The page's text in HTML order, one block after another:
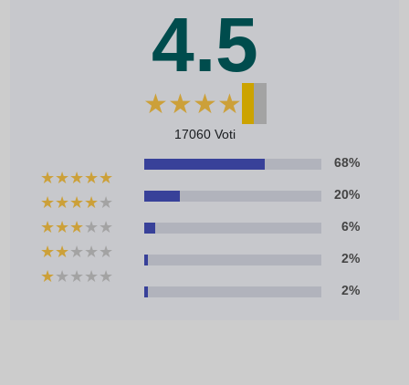
4.5
★★★★
17060 Voti
★★★★★
★★★★★
★★★★ ★
★★★ ★ ★
★★ ★ ★ ★
68%
20%
6%
2%
2%